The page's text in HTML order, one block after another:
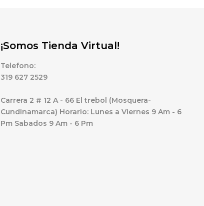
¡Somos Tienda Virtual!
Telefono:
319 627 2529
Carrera 2 # 12 A - 66 El trebol (Mosquera-
Cundinamarca) Horario: Lunes a Viernes 9 Am - 6
Pm Sabados 9 Am - 6 Pm